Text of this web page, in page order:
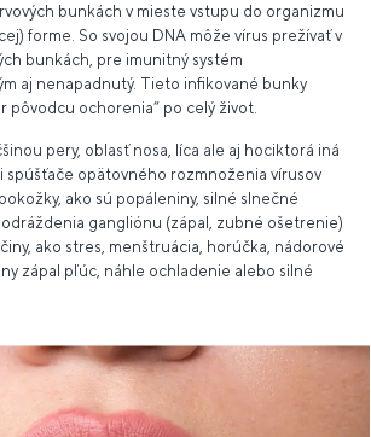
bunkách v mieste vstupu do organizmu
forme. So svojou DNA môže vírus prežívať v
bunkách, pre imunitný systém
aj nenapadnutý. Tieto infikované bunky
pôvodcu ochorenia“ po celý život.
pery, oblasť nosa, líca ale aj hociktorá iná
spúšťače opätovného rozmnoženia vírusov
ako sú popáleniny, silné slnečné
gangliónu (zápal, zubné ošetrenie)
ako stres, menštruácia, horúčka, nádorové
zápal pľúc, náhle ochladenie alebo silné